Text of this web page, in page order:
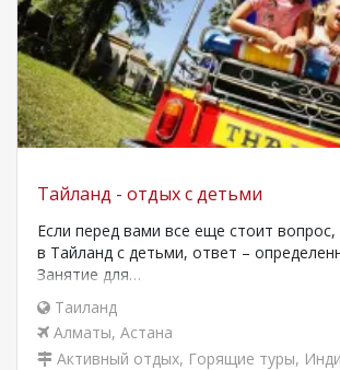
Тайланд - отдых с детьми
Если перед вами все еще стоит вопрос,
в Тайланд с детьми, ответ –
Занятие для…
Таиланд
Алматы, Астана
Активный отдых, Горящие туры,